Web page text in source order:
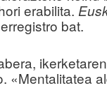
erabilita.
bat.
«Mentalitatea